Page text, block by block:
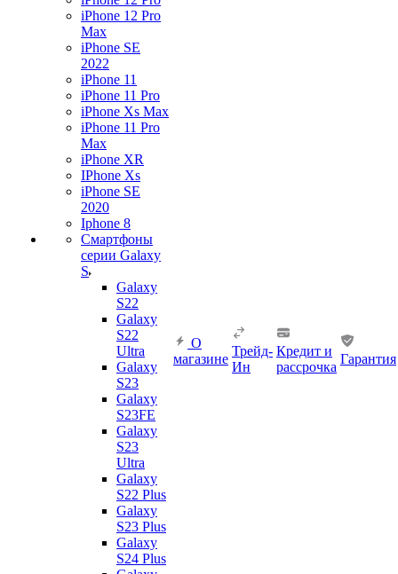
iPhone 12 Pro
Max
iPhone SE
2022
iPhone 11
iPhone 11 Pro
iPhone Xs Max
iPhone 11 Pro
Max
iPhone XR
IPhone Xs
iPhone SE
2020
Iphone 8
Смартфоны
серии Galaxy
S
Galaxy
S22
Galaxy
S22
Ultra
Galaxy
S23
Galaxy
S23FE
Galaxy
S23
Ultra
Galaxy
S22 Plus
Galaxy
S23 Plus
Galaxy
S24 Plus
О
магазине
Трейд-
Ин
Кредит и
рассрочка
Гарантия